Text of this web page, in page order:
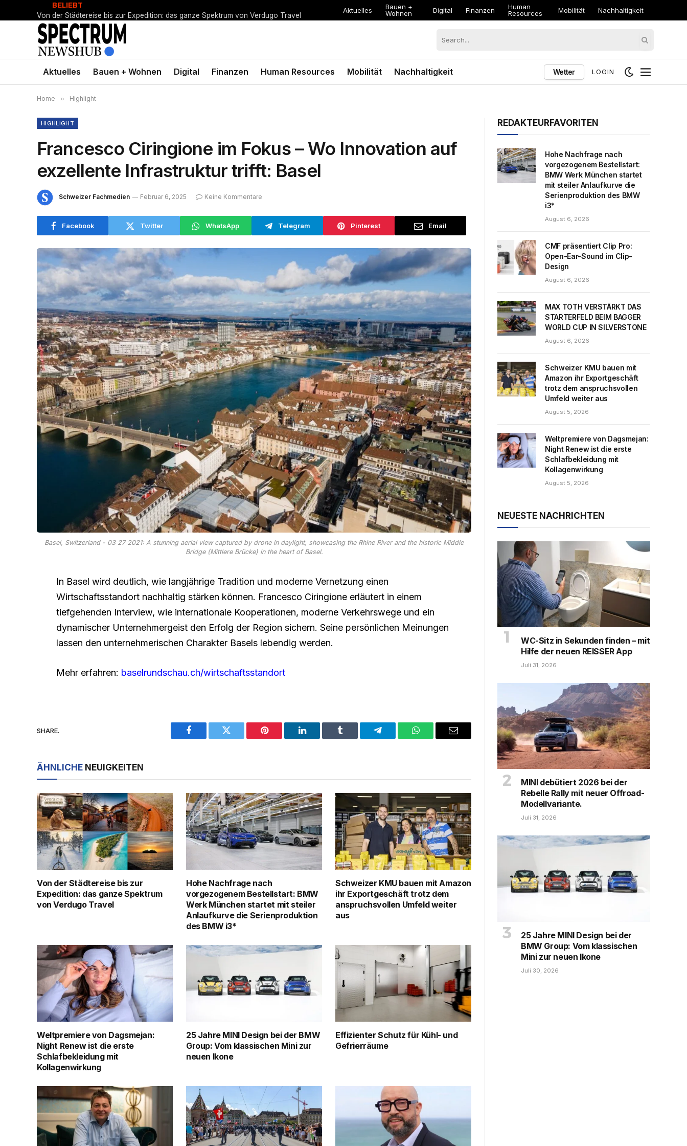
BELIEBT
Von der Städtereise bis zur Expedition: das ganze Spektrum von Verdugo Travel
Aktuelles
Bauen +
Wohnen
Digital Finanzen
Human
Resources
Mobilität Nachhaltigkeit
Aktuelles Bauen + Wohnen Digital Finanzen Human Resources Mobilität Nachhaltigkeit Wetter LOGIN
Home » Highlight
HIGHLIGHT
Francesco Ciringione im Fokus – Wo Innovation auf
exzellente Infrastruktur trifft: Basel
Schweizer Fachmedien Februar 6, 2025 Keine Kommentare
Facebook Twitter WhatsApp Telegram Pinterest Email
Basel, Switzerland - 03 27 2021: A stunning aerial view captured by drone in daylight, showcasing the Rhine River and the historic Middle
Bridge (Mittlere Brücke) in the heart of Basel.
In Basel wird deutlich, wie langjährige Tradition und moderne Vernetzung einen
Wirtschaftsstandort nachhaltig stärken können. Francesco Ciringione erläutert in einem
tiefgehenden Interview, wie internationale Kooperationen, moderne Verkehrswege und ein
dynamischer Unternehmergeist den Erfolg der Region sichern. Seine persönlichen Meinungen
lassen den unternehmerischen Charakter Basels lebendig werden.
Mehr erfahren: baselrundschau.ch/wirtschaftsstandort
SHARE.
Facebook Twitter Pinterest LinkedIn Tumblr Telegram WhatsAppEmail
ÄHNLICHE NEUIGKEITEN
Von der Städtereise bis zur
Expedition: das ganze Spektrum
von Verdugo Travel
Hohe Nachfrage nach
vorgezogenem Bestellstart: BMW
Werk München startet mit steiler
Anlaufkurve die Serienproduktion
des BMW i3*
Schweizer KMU bauen mit Amazon
ihr Exportgeschäft trotz dem
anspruchsvollen Umfeld weiter
aus
Weltpremiere von Dagsmejan:
Night Renew ist die erste
Schlafbekleidung mit
Kollagenwirkung
25 Jahre MINI Design bei der BMW
Group: Vom klassischen Mini zur
neuen Ikone
Effizienter Schutz für Kühl- und
Gefrierräume
REDAKTEURFAVORITEN
Hohe Nachfrage nach
vorgezogenem Bestellstart:
BMW Werk München startet
mit steiler Anlaufkurve die
Serienproduktion des BMW
i3*
August 6, 2026
CMF präsentiert Clip Pro:
Open-Ear-Sound im Clip-
Design
August 6, 2026
MAX TOTH VERSTÄRKT DAS
STARTERFELD BEIM BAGGER
WORLD CUP IN SILVERSTONE
August 6, 2026
Schweizer KMU bauen mit
Amazon ihr Exportgeschäft
trotz dem anspruchsvollen
Umfeld weiter aus
August 5, 2026
Weltpremiere von Dagsmejan:
Night Renew ist die erste
Schlafbekleidung mit
Kollagenwirkung
August 5, 2026
NEUESTE NACHRICHTEN
WC-Sitz in Sekunden finden – mit
Hilfe der neuen REISSER App
Juli 31, 2026
MINI debütiert 2026 bei der
Rebelle Rally mit neuer Offroad-
Modellvariante.
Juli 31, 2026
25 Jahre MINI Design bei der
BMW Group: Vom klassischen
Mini zur neuen Ikone
Juli 30, 2026